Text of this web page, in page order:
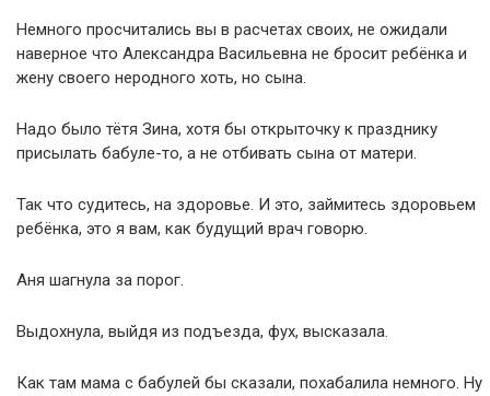
Немного просчитались вы в расчетах своих, не ожидали
наверное что Александра Васильевна не бросит ребёнка и
жену своего неродного хоть, но сына.
Надо было тётя Зина, хотя бы открыточку к празднику
присылать бабуле-то, а не отбивать сына от матери.
Так что судитесь, на здоровье. И это, займитесь здоровьем
ребёнка, это я вам, как будущий врач говорю.
Аня шагнула за порог.
Выдохнула, выйдя из подъезда, фух, высказала.
Как там мама с бабулей бы сказали, похабалила немного. Ну